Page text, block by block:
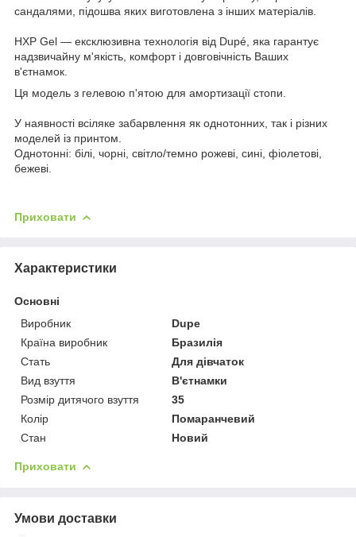
сандалями, підошва яких виготовлена з інших матеріалів.
HXP Gel — ексклюзивна технологія від Dupé, яка гарантує
надзвичайну м'якість, комфорт і довговічність Ваших
в'єтнамок.
Ця модель з гелевою п'ятою для амортизації стопи.
У наявності всіляке забарвлення як однотонних, так і різних
моделей із принтом.
Однотонні: білі, чорні, світло/темно рожеві, сині, фіолетові,
бежеві.
Приховати
Характеристики
Основні
Виробник
Dupe
Країна виробник
Бразилія
Стать
Для дівчаток
Вид взуття
В'єтнамки
Розмір дитячого взуття
35
Колір
Помаранчевий
Стан
Новий
Приховати
Умови доставки